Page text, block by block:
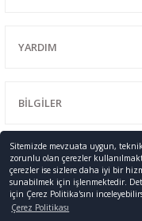
Sitemizde mevzuata uygun,
zorunlu olan çerezler
çerezler ise sizlere daha iyi bir
sunabilmek için işlenmektedir.
için Çerez Politika'sını
Çerez Politikası
YARDIM
BİLGİLER
0216 428 46 91 info
Telif Hakkı © 2005-2023